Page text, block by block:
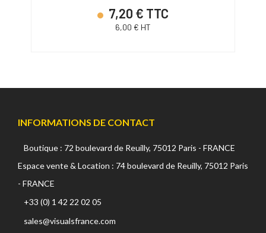
7,20 € TTC
6,00 € HT
INFORMATIONS DE CONTACT
Boutique : 72 boulevard de Reuilly, 75012 Paris - FRANCE
Espace vente & Location : 74 boulevard de Reuilly, 75012 Paris
- FRANCE
+33 (0) 1 42 22 02 05
sales@visualsfrance.com